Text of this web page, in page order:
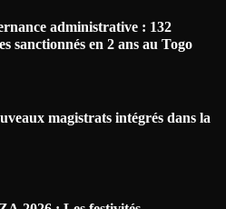
ff
l
e
h
administrative : 132
sanctionnés en 2 ans au Togo
magistrats intégrés dans la